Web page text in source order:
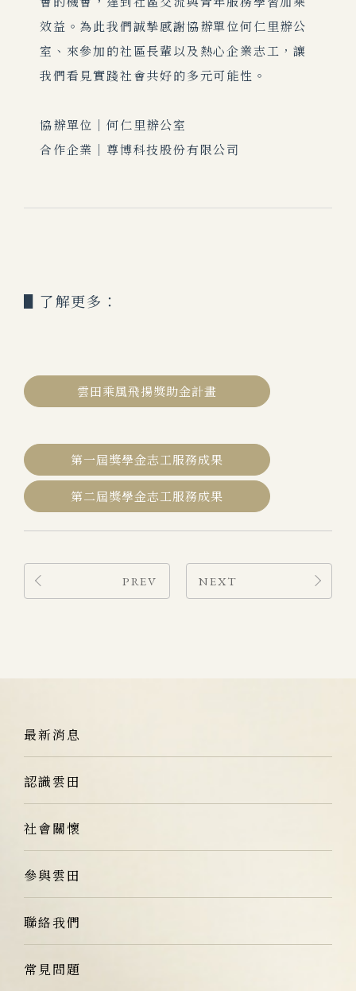
效益。為此我們誠摯感謝協辦單位何仁里辦公
室、來參加的社區長輩以及熱心企業志工，讓
我們看見實踐社會共好的多元可能性。
協辦單位｜何仁里辦公室
合作企業｜尊博科技股份有限公司
▋了解更多：
雲田乘風飛揚獎助金計畫
第一屆獎學金志工服務成果
第二屆獎學金志工服務成果
PREV NEXT
最新消息
認識雲田
社會關懷
參與雲田
聯絡我們
常見問題